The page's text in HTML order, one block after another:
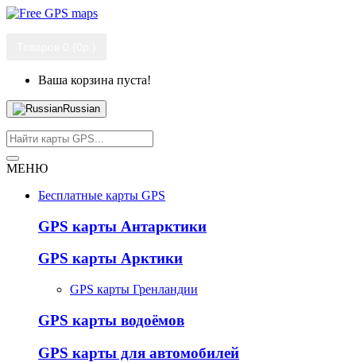
Ваша корзина пуста!
Russian
МЕНЮ
Бесплатные карты GPS
GPS карты Антарктики
GPS карты Арктики
GPS карты Гренландии
GPS карты водоёмов
GPS карты для автомобилей